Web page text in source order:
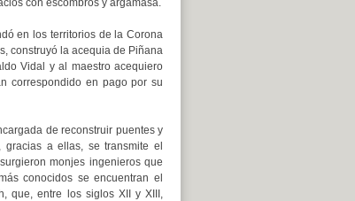
con escombros y argamasa.
en los territorios de la Corona
construyó la acequia de Piñana
Vidal y al maestro acequiero
correspondido en pago por su
de reconstruir puentes y
a ellas, se transmite el
monjes ingenieros que
conocidos se encuentran el
que, entre los siglos XII y XIII,